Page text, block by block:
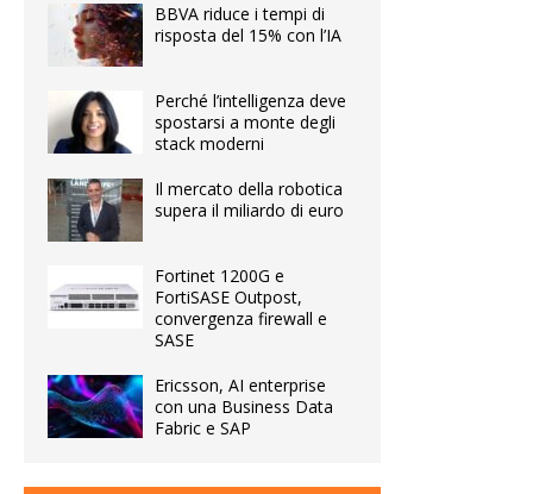
BBVA riduce i tempi di
risposta del 15% con l’IA
Perché l’intelligenza deve
spostarsi a monte degli
stack moderni
Il mercato della robotica
supera il miliardo di euro
Fortinet 1200G e
FortiSASE Outpost,
convergenza firewall e
SASE
Ericsson, AI enterprise
con una Business Data
Fabric e SAP